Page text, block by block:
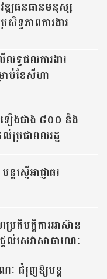
ឌ្ឍធនធានមនុស្ស
សិទ្ធភាពការងារ
ទ្ធផលការងារ
ាប់ខែសីហា
ឡើងជាង ៨០០ និង
ល់ប្រជាពលរដ្ឋ
តស្នើអាជ្ញាធរ
ហប្រតិបត្តិការអាស៊ាន
តល់សេវាសាធារណៈ
ៈ ជំរុញឱ្យបន្ត